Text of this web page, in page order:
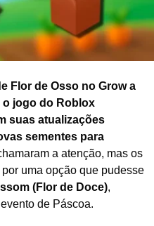
Flor de Osso no Grow a
o jogo do Roblox
suas atualizações
sementes para
a atenção, mas os
uma opção que pudesse
(Flor de Doce),
de Páscoa.